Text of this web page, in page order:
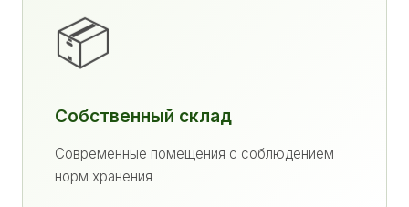
📦
Собственный склад
Современные помещения с соблюдением
норм хранения